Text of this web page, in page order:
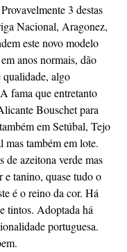
3 destas
Nacional, Aragonez,
este novo modelo
anos normais, dão
qualidade, algo
fama que entretanto
Bouschet para
em Setúbal, Tejo
mas também em lote.
azeitona verde mas
e tanino, quase tudo o
é o reino da cor. Há
tintos. Adoptada há
portuguesa.